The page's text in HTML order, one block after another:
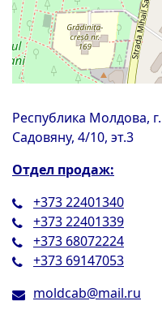
Республика Молдова,
Садовяну, 4/10, эт.3
Отдел продаж:
+373 22401340
+373 22401339
+373 68072224
+373 69147053
moldcab@mail.ru